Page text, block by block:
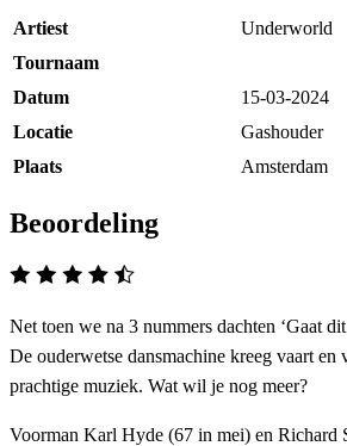
Artiest
Underworld
Tournaam
Datum
15-03-2024
Locatie
Gashouder
Plaats
Amsterdam
Beoordeling
Net toen we na 3 nummers dachten ‘Gaat
De ouderwetse dansmachine kreeg vaart
prachtige muziek. Wat wil je nog meer?
Voorman Karl Hyde (67 in mei) en Richard